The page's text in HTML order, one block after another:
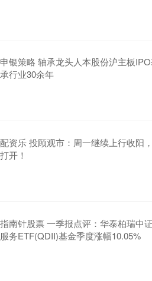
申银策略 轴承龙头人本股份沪主板
承行业30余年
配资乐 投顾观市：周一继续上行收阳
打开！
指南针股票 一季报点评：华泰柏瑞中
服务ETF(QDII)基金季度涨幅10.05%